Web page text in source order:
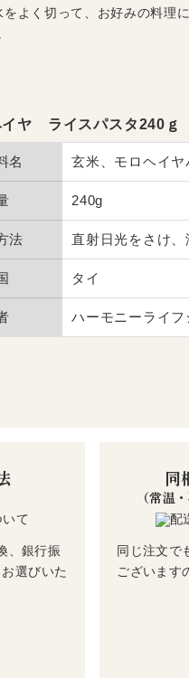
をよく切って、お好みの料理
イヤ ライスパスタ240ｇ
名 玄米、モロヘイヤ
240g
法 直射日光をさけ、
タイ
ハーモニーライフ
、銀行振
選びいた
同
（常温
同じ注文で
ございます